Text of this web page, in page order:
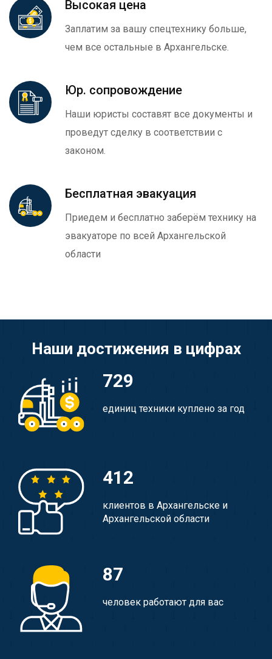
Высокая цена
Заплатим за вашу спецтехнику больше,
чем все остальные в Архангельске.
Юр. сопровождение
Наши юристы составят все документы и
проведут сделку в соответствии с
законом.
Бесплатная эвакуация
Приедем и бесплатно заберём технику на
эвакуаторе по всей Архангельской
области
Наши достижения в цифрах
729
единиц техники куплено за год
412
клиентов в Архангельске и
Архангельской области
87
человек работают для вас